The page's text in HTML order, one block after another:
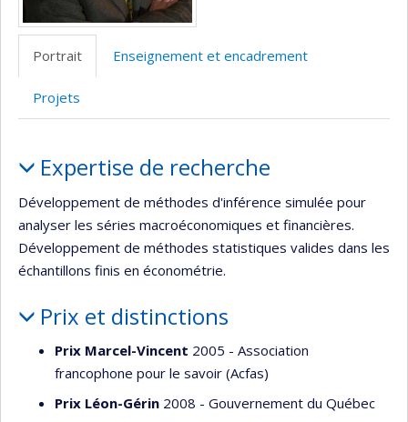
Portrait Enseignement et encadrement
Projets
Expertise de recherche
Développement de méthodes d'inférence simulée pour
analyser les séries macroéconomiques et financières.
Développement de méthodes statistiques valides dans les
échantillons finis en économétrie.
Prix et distinctions
Prix Marcel-Vincent 2005 - Association
francophone pour le savoir (Acfas)
Prix Léon-Gérin 2008 - Gouvernement du Québec